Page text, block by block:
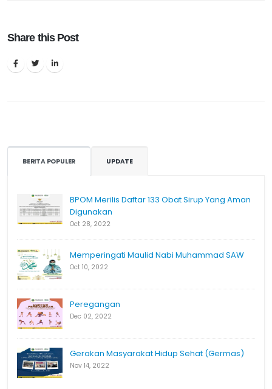
Share this Post
BERITA POPULER UPDATE
BPOM Merilis Daftar 133 Obat Sirup Yang Aman
Digunakan
Oct 28, 2022
Memperingati Maulid Nabi Muhammad SAW
Oct 10, 2022
Peregangan
Dec 02, 2022
Gerakan Masyarakat Hidup Sehat (Germas)
Nov 14, 2022